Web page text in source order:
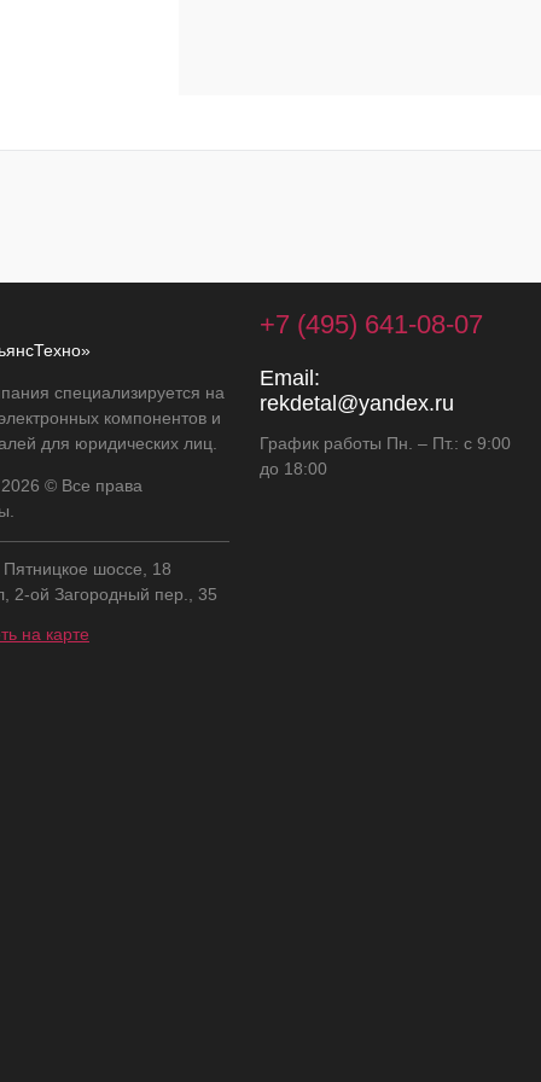
специализируется на
компонентов и
для юридических лиц.
© Все права
Пятницкое шоссе, 18
2-ой Загородный пер., 35
на карте
+7 (495) 641-08-07
Email:
rekdetal@yandex.ru
График работы Пн. – Пт.: с 9:00
до 18:00